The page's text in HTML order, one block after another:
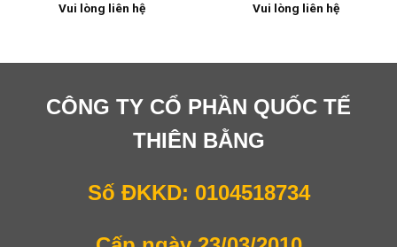
Vui lòng liên hệ
Vui lòng liên hệ
CÔNG TY CỔ PHẦN QUỐC TẾ
THIÊN BẰNG
Số ĐKKD: 0104518734